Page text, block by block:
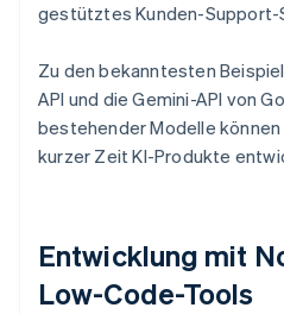
gestütztes Kunden-Support-
Zu den bekanntesten
API und die Gemini-API von
bestehender Modelle
kurzer Zeit KI-Produkte
Entwicklung mit
Low-Code-Tools